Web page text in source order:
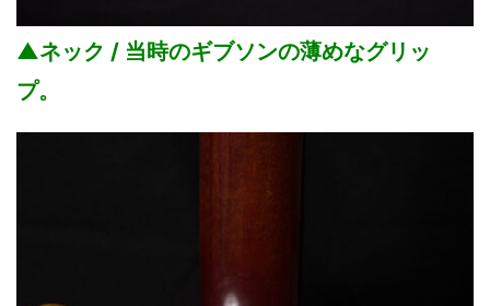
▲ネック / 当時のギブソンの薄めなグリッ
プ。